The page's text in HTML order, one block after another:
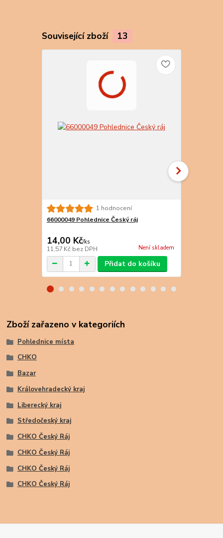
Související zboží 13
1 hodnocení
66000049 Pohlednice Český ráj
14,00 Kč/ks
11,57 Kč bez DPH Není skladem
Přidat do košíku
Zboží zařazeno v kategoriích
Pohlednice místa
CHKO
Bazar
Královehradecký kraj
Liberecký kraj
Středočeský kraj
CHKO Český Ráj
CHKO Český Ráj
CHKO Český Ráj
CHKO Český Ráj